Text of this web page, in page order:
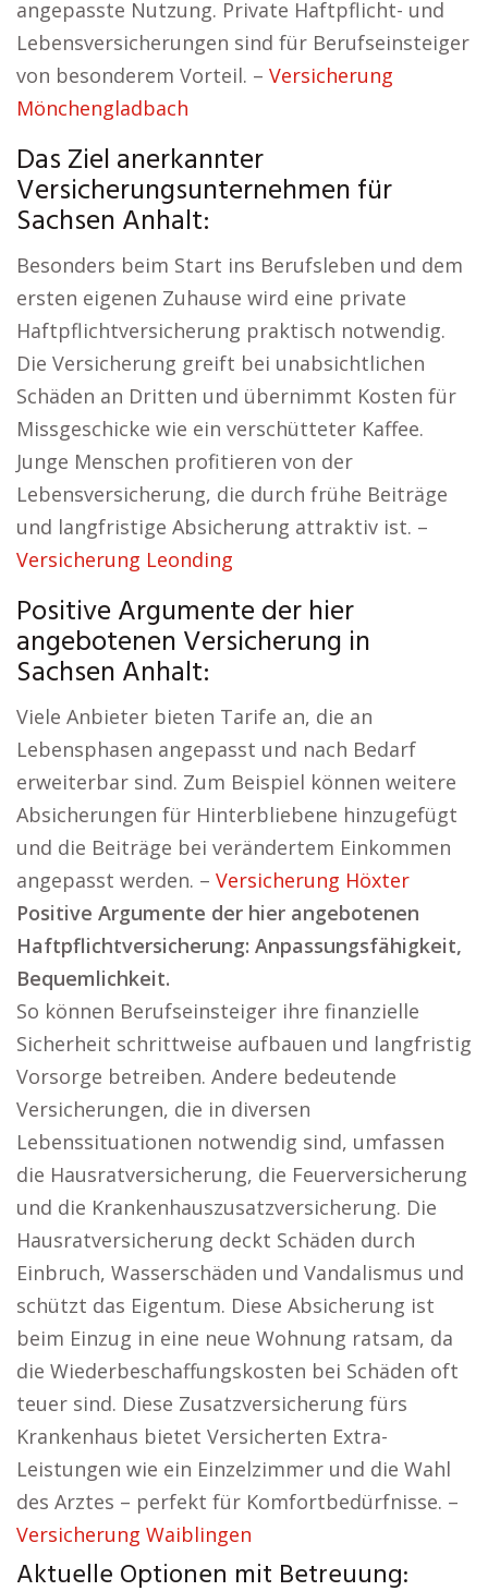
angepasste Nutzung. Private Haftpflicht- und
Lebensversicherungen sind für Berufseinsteiger
von besonderem Vorteil. – Versicherung
Mönchengladbach
Das Ziel anerkannter
Versicherungsunternehmen für
Sachsen Anhalt:
Besonders beim Start ins Berufsleben und dem
ersten eigenen Zuhause wird eine private
Haftpflichtversicherung praktisch notwendig.
Die Versicherung greift bei unabsichtlichen
Schäden an Dritten und übernimmt Kosten für
Missgeschicke wie ein verschütteter Kaffee.
Junge Menschen profitieren von der
Lebensversicherung, die durch frühe Beiträge
und langfristige Absicherung attraktiv ist. –
Versicherung Leonding
Positive Argumente der hier
angebotenen Versicherung in
Sachsen Anhalt:
Viele Anbieter bieten Tarife an, die an
Lebensphasen angepasst und nach Bedarf
erweiterbar sind. Zum Beispiel können weitere
Absicherungen für Hinterbliebene hinzugefügt
und die Beiträge bei verändertem Einkommen
angepasst werden. – Versicherung Höxter
Positive Argumente der hier angebotenen
Haftpflichtversicherung: Anpassungsfähigkeit,
Bequemlichkeit.
So können Berufseinsteiger ihre finanzielle
Sicherheit schrittweise aufbauen und langfristig
Vorsorge betreiben. Andere bedeutende
Versicherungen, die in diversen
Lebenssituationen notwendig sind, umfassen
die Hausratversicherung, die Feuerversicherung
und die Krankenhauszusatzversicherung. Die
Hausratversicherung deckt Schäden durch
Einbruch, Wasserschäden und Vandalismus und
schützt das Eigentum. Diese Absicherung ist
beim Einzug in eine neue Wohnung ratsam, da
die Wiederbeschaffungskosten bei Schäden oft
teuer sind. Diese Zusatzversicherung fürs
Krankenhaus bietet Versicherten Extra-
Leistungen wie ein Einzelzimmer und die Wahl
des Arztes – perfekt für Komfortbedürfnisse. –
Versicherung Waiblingen
Aktuelle Optionen mit Betreuung: